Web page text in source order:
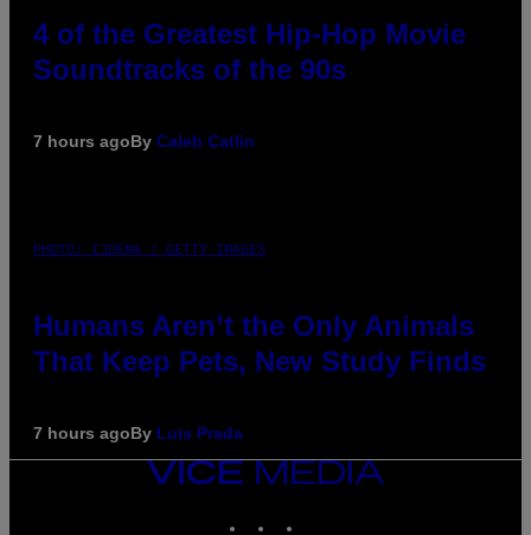
4 of the Greatest Hip-Hop Movie
Soundtracks of the 90s
7 hours agoBy Caleb Catlin
PHOTO: IJDEMA / GETTY IMAGES
Humans Aren’t the Only Animals
That Keep Pets, New Study Finds
7 hours agoBy Luis Prada
VICE
MEDIA